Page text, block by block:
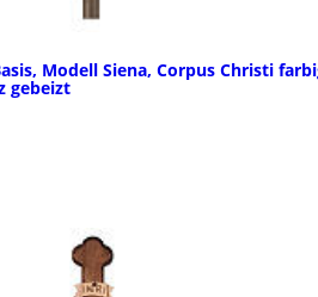
Modell Siena, Corpus Christi
gebeizt